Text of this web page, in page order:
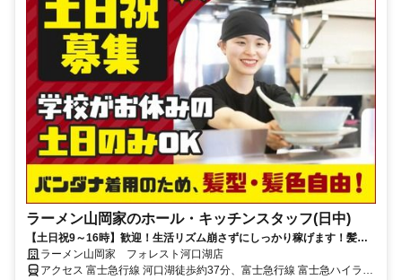
ラーメン山岡家のホール・キッチンスタッフ(日中)
【土日祝9～16時】歓迎！生活リズム崩さずにしっかり稼げます！髪
型・髪色自由！まかないあり！
ラーメン山岡家 フォレスト河口湖店
アクセス 富士急行線 河口湖徒歩約37分、富士急行線 富士急ハイラン